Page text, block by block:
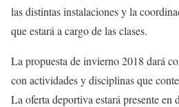
las distintas instalaciones y la
que estará a cargo de las clases.
La propuesta de invierno 2018 dará
con actividades y disciplinas que
La oferta deportiva estará presente en